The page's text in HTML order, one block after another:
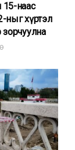
15-наас
ныг хүртэл